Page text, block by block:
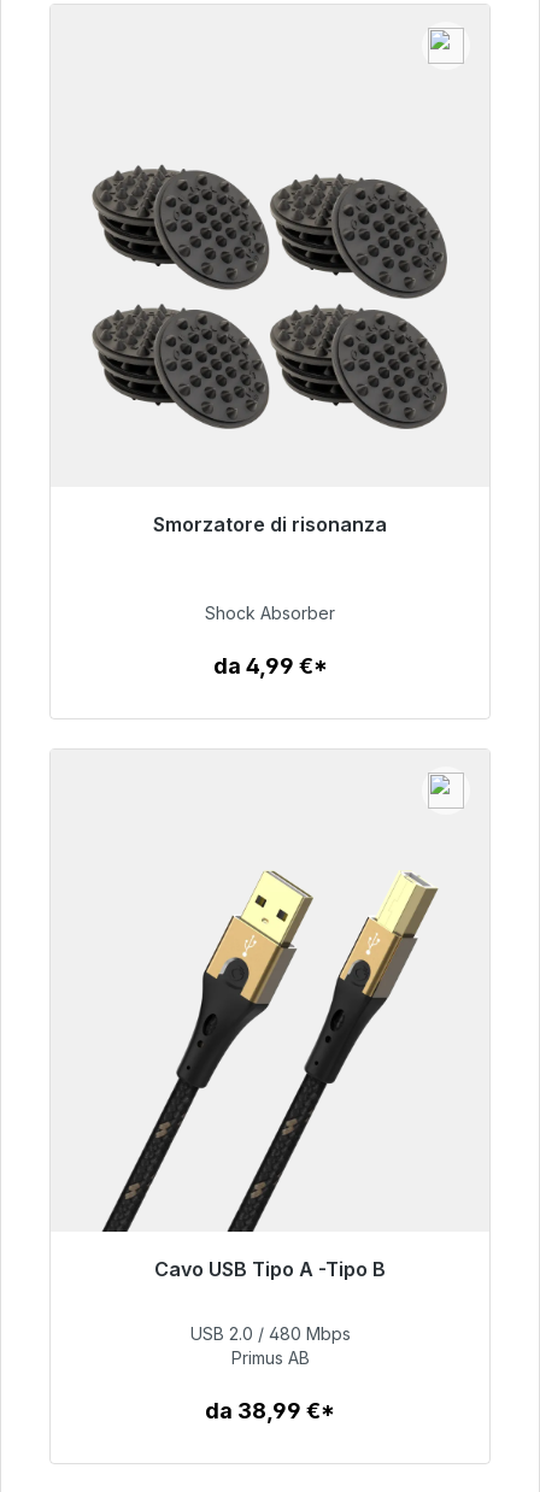
Smorzatore di risonanza
Pronto per la spedizione immediata, tempo di
54,99 €
Shock Absorber
da 4,99 €*
Cavo USB Tipo A -Tipo B
Pronto per la spedizione immediata, tempo di
76,99 €
USB 2.0 / 480 Mbps
Primus AB
da 38,99 €*